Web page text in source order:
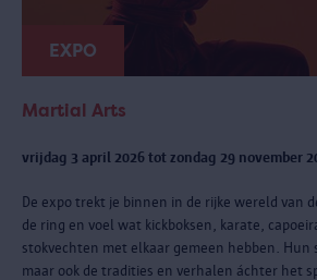
EXPO
Martial Arts
vrijdag 3 april 2026 tot zondag 29 november
De expo trekt je binnen in de rijke wereld van
de ring en voel wat kickboksen, karate,
stokvechten met elkaar gemeen hebben. Hun
maar ook de tradities en verhalen áchter het